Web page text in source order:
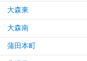
大森東
大森南
蒲田本町